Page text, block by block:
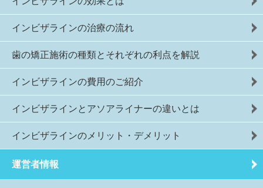
インビザラインの治療の流れ
歯の矯正施術の種類とそれぞれの利点を解説
インビザラインの費用のご紹介
インビザラインとアソアライナーの違いとは
インビザラインのメリット・デメリット
運営者情報